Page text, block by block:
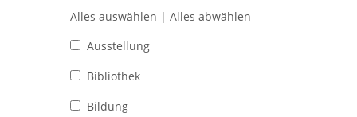
Alles auswählen | Alles abwählen
Ausstellung
Bibliothek
Bildung